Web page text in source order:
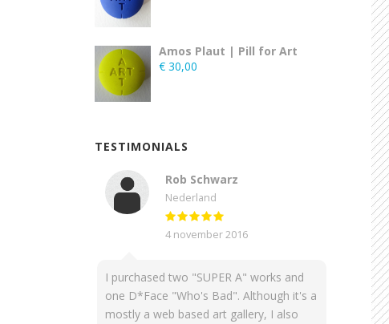
Amos Plaut | Pill for Art
€ 30,00
TESTIMONIALS
Rob Schwarz
Nederland
4 november 2016
I purchased two "SUPER A" works and
one D*Face "Who's Bad". Although it's a
mostly a web based art gallery, I also